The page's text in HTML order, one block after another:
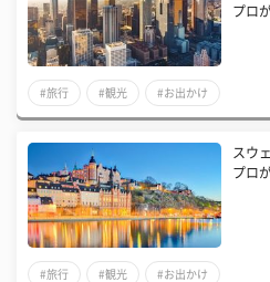
プロ
#旅行 #観光 #お出かけ
スウ
プロ
#旅行 #観光 #お出かけ